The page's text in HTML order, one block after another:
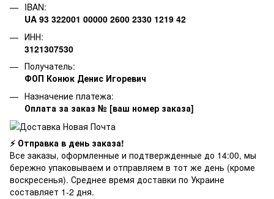
IBAN:
UA 93 322001 00000 2600 2330 1219 42
ИНН:
3121307530
Получатель:
ФОП Конюк Денис Игоревич
Назначение платежа:
Оплата за заказ № [ваш номер заказа]
⚡ Отправка в день заказа!
Все заказы, оформленные и подтвержденные до 14:00, мы
бережно упаковываем и отправляем в тот же день (кроме
воскресенья). Среднее время доставки по Украине
составляет 1-2 дня.